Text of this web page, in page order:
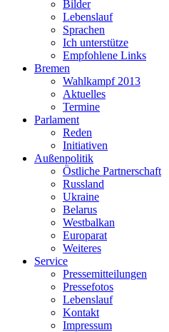
Bilder
Lebenslauf
Sprachen
Ich unterstütze
Empfohlene Links
Bremen
Wahlkampf 2013
Aktuelles
Termine
Parlament
Reden
Initiativen
Außenpolitik
Östliche Partnerschaft
Russland
Ukraine
Belarus
Westbalkan
Europarat
Weiteres
Service
Pressemitteilungen
Pressefotos
Lebenslauf
Kontakt
Impressum